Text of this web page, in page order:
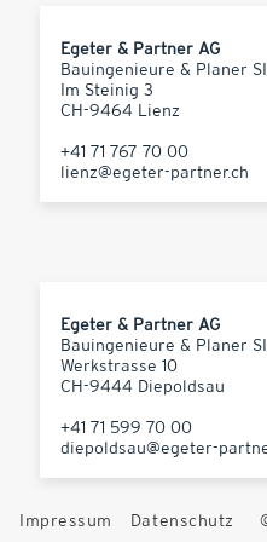
Egeter & Partner AG
Bauingenieure & Planer
Im Steinig 3
CH-9464 Lienz
+41 71 767 70 00
lienz@egeter-partner.ch
Egeter & Partner AG
Bauingenieure & Planer
Werkstrasse 10
CH-9444 Diepoldsau
+41 71 599 70 00
diepoldsau@egeter-
Impressum Datenschutz